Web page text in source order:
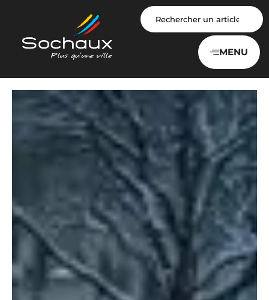
MENU
Panneau de gestion des cookies